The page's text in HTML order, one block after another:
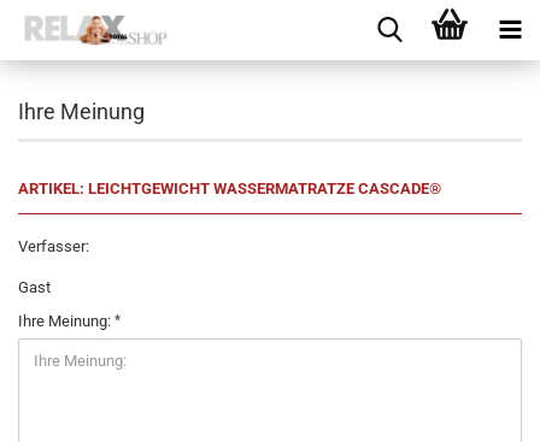
Ihre Meinung
ARTIKEL: LEICHTGEWICHT WASSERMATRATZE CASCADE®
Verfasser:
Gast
Ihre Meinung: